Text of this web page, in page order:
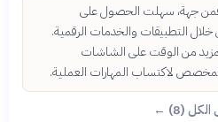
فمن جهة، سهلت الحصول على
خلال التطبيقات والخدمات الرقمية.
من الوقت على الشاشات
لاكتساب المهارات العملية.
(8) ←